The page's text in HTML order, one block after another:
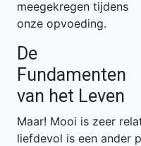
meegekregen tijdens
onze opvoeding.
De
Fundamenten
van het Leven
Maar! Mooi is zeer
liefdevol is een ander